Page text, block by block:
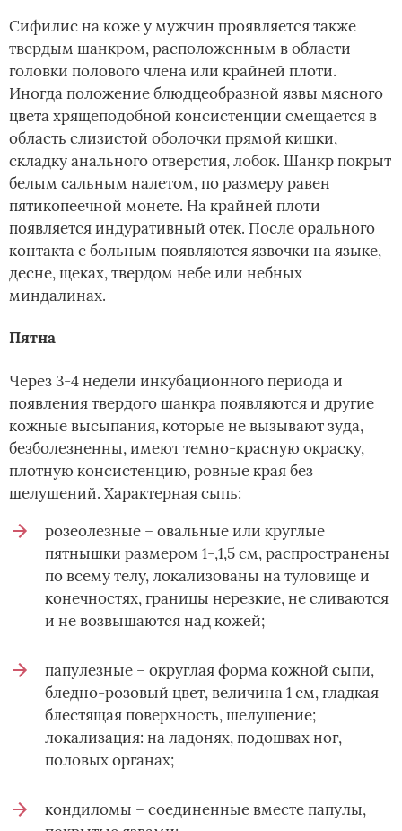
Сифилис на коже у мужчин проявляется также
твердым шанкром, расположенным в области
головки полового члена или крайней плоти.
Иногда положение блюдцеобразной язвы мясного
цвета хрящеподобной консистенции смещается в
область слизистой оболочки прямой кишки,
складку анального отверстия, лобок. Шанкр покрыт
белым сальным налетом, по размеру равен
пятикопеечной монете. На крайней плоти
появляется индуративный отек. После орального
контакта с больным появляются язвочки на языке,
десне, щеках, твердом небе или небных
миндалинах.
Пятна
Через 3-4 недели инкубационного периода и
появления твердого шанкра появляются и другие
кожные высыпания, которые не вызывают зуда,
безболезненны, имеют темно-красную окраску,
плотную консистенцию, ровные края без
шелушений. Характерная сыпь:
розеолезные – овальные или круглые
пятнышки размером 1-,1,5 см, распространены
по всему телу, локализованы на туловище и
конечностях, границы нерезкие, не сливаются
и не возвышаются над кожей;
папулезные – округлая форма кожной сыпи,
бледно-розовый цвет, величина 1 см, гладкая
блестящая поверхность, шелушение;
локализация: на ладонях, подошвах ног,
половых органах;
кондиломы – соединенные вместе папулы,